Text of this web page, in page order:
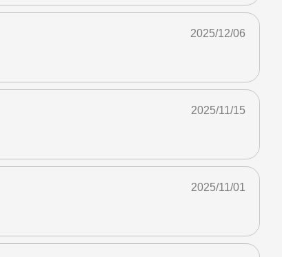
2025/12/06
2025/11/15
2025/11/01